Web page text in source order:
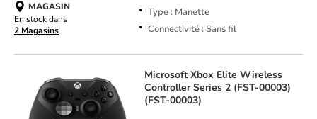
Type : Manette
Connectivité : Sans fil
MAGASIN
En stock dans
2 Magasins
MicrosoftXbox Elite Wireless
Controller Series 2 (FST-00003)
(FST-00003)